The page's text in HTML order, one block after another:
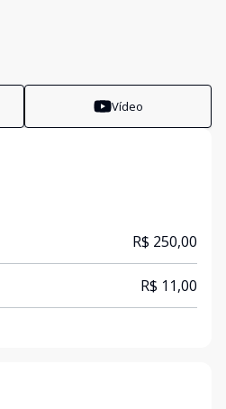
Vídeo
R$ 250,00
R$ 11,00